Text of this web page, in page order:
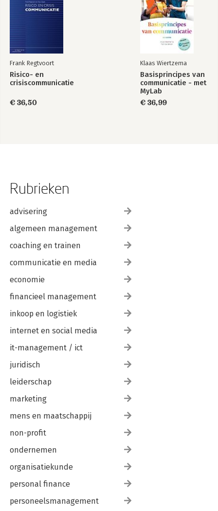
Frank Regtvoort
Risico- en
crisiscommunicatie
€ 36,50
Klaas Wiertzema
Basisprincipes van
communicatie - met
MyLab
€ 36,99
Rubrieken
advisering
algemeen management
coaching en trainen
communicatie en media
economie
financieel management
inkoop en logistiek
internet en social media
it-management / ict
juridisch
leiderschap
marketing
mens en maatschappij
non-profit
ondernemen
organisatiekunde
personal finance
personeelsmanagement